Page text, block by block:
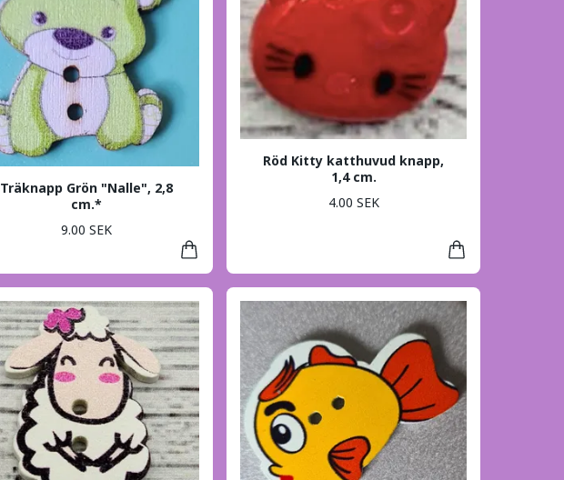
Träknapp Grön "Nalle", 2,8
cm.*
9.00 SEK
Röd Kitty katthuvud knapp,
1,4 cm.
4.00 SEK